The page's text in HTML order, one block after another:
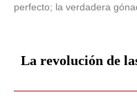
perfecto; la verdadera
La revolución de